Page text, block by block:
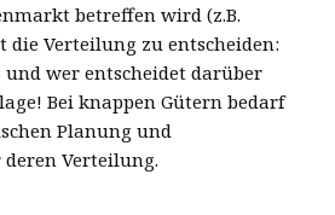
betreffen wird (z.B.
die Verteilung zu entscheiden:
wer entscheidet darüber
Bei knappen Gütern bedarf
Planung und
Verteilung.